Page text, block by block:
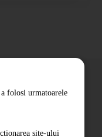
folosi urmatoarele
site-ului